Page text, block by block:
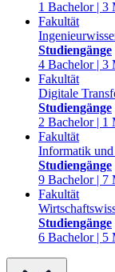
1 Bachelor | 3
Fakultät
Studiengänge
4 Bachelor | 3
Fakultät
Digitale
Studiengänge
2 Bachelor | 1
Fakultät
Informatik
Studiengänge
9 Bachelor | 7
Fakultät
Studiengänge
6 Bachelor | 5